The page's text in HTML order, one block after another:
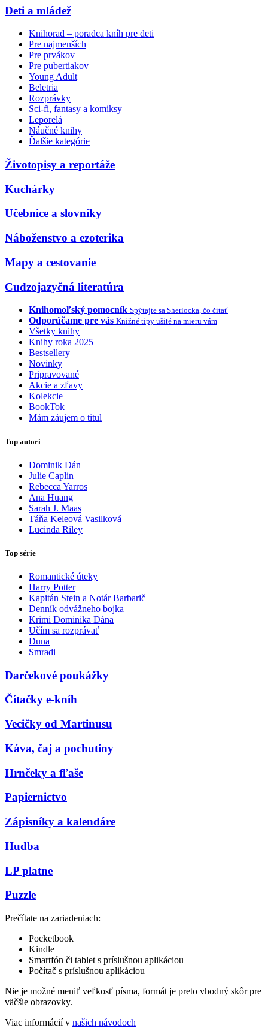
Deti a mládež
Knihorad – poradca kníh pre deti
Pre najmenších
Pre prvákov
Pre pubertiakov
Young Adult
Beletria
Rozprávky
Sci-fi, fantasy a komiksy
Leporelá
Náučné knihy
Ďalšie kategórie
Životopisy a reportáže
Kuchárky
Učebnice a slovníky
Náboženstvo a ezoterika
Mapy a cestovanie
Cudzojazyčná literatúra
Knihomoľský pomocník Spýtajte sa Sherlocka, čo čítať
Odporúčame pre vás Knižné tipy ušité na mieru vám
Všetky knihy
Knihy roka 2025
Bestsellery
Novinky
Pripravované
Akcie a zľavy
Kolekcie
BookTok
Mám záujem o titul
Top autori
Dominik Dán
Julie Caplin
Rebecca Yarros
Ana Huang
Sarah J. Maas
Táňa Keleová Vasilková
Lucinda Riley
Top série
Romantické úteky
Harry Potter
Kapitán Stein a Notár Barbarič
Denník odvážneho bojka
Krimi Dominika Dána
Učím sa rozprávať
Duna
Smradi
Darčekové poukážky
Čítačky e-kníh
Vecičky od Martinusu
Káva, čaj a pochutiny
Hrnčeky a fľaše
Papiernictvo
Zápisníky a kalendáre
Hudba
LP platne
Puzzle
Prečítate na zariadeniach:
Pocketbook
Kindle
Smartfón či tablet s príslušnou aplikáciou
Počítač s príslušnou aplikáciou
Nie je možné meniť veľkosť písma, formát je preto vhodný skôr pre
väčšie obrazovky.
Viac informácií v našich návodoch